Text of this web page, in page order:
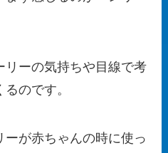
リーの気持ちや目線で考
のです。
が赤ちゃんの時に使っ